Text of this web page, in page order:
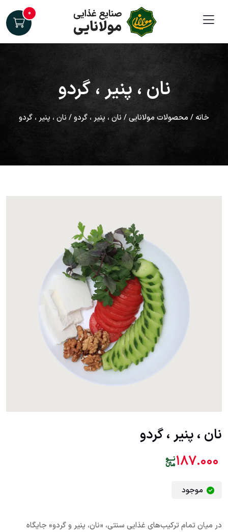
۰
نان ، پنیر ، گردو
خانه / محصولات مولانایی/ نان ، پنیر ، گردو/ نان ، پنیر ، گردو
نان ، پنیر ، گردو
۱۸۷.۰۰۰
موجود
در میان تمام ترکیب‌های غذایی سنتی، «نان، پنیر و گردو» جایگاه